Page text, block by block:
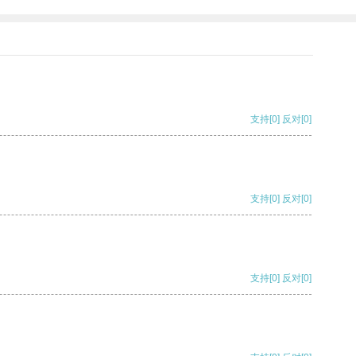
支持[0] 反对[0]
支持[0] 反对[0]
支持[0] 反对[0]